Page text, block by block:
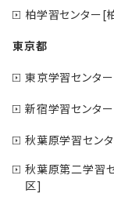
柏学習センター[
東京都
東京学習センタ
新宿学習センタ
秋葉原学習セン
秋葉原第二学習
区]